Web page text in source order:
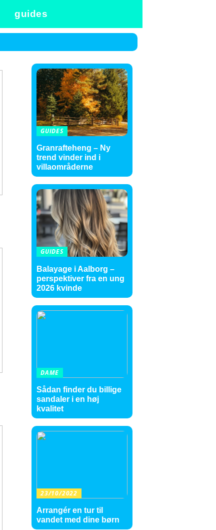
guides
GUIDES
Granrafteheng – Ny
trend vinder ind i
villaområderne
GUIDES
Balayage i Aalborg –
perspektiver fra en ung
2026 kvinde
DAME
Sådan finder du billige
sandaler i en høj
kvalitet
23/10/2022
Arrangér en tur til
vandet med dine børn